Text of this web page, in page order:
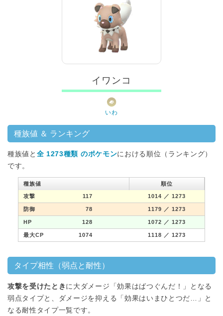
イワンコ
いわ
種族値 ＆ ランキング
種族値と 全 1273種類 のポケモンにおける順位（ランキング）
です。
種族値 順位
攻撃 117 1014 ／ 1273
防御 78 1179 ／ 1273
HP 128 1072 ／ 1273
最大CP 1074 1118 ／ 1273
タイプ相性（弱点と耐性）
攻撃を受けたとき に大ダメージ「効果はばつぐんだ！」となる
弱点タイプと、ダメージを抑える「効果はいまひとつだ…」と
なる耐性タイプ一覧です。